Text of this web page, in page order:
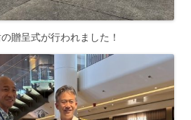
贈呈式が行われました！